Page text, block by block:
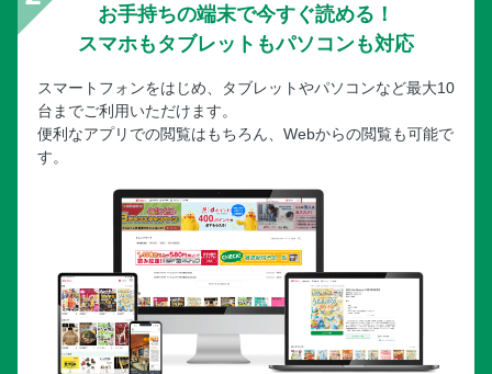
お手持ちの端末で今すぐ読める！
スマホもタブレットもパソコンも対応
スマートフォンをはじめ、タブレットやパソコンなど最大10
台までご利用いただけます。
便利なアプリでの閲覧はもちろん、Webからの閲覧も可能で
す。